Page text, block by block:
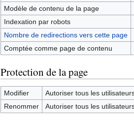
Modèle de contenu de la page
Indexation par robots
Nombre de redirections vers cette page
Comptée comme page de contenu
Protection de la page
Modifier
Autoriser tous les
Renommer
Autoriser tous les